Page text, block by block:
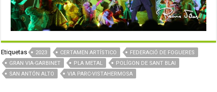
Etiquetas 2023 CERTAMEN ARTÍSTICO
FEDERACIÓ DE FOGUERES
GRAN VIA-GARBINET
PLA METAL
POLÍGON DE SANT BLAI
SAN ANTÓN ALTO
VIA PARC-VISTAHERMOSA